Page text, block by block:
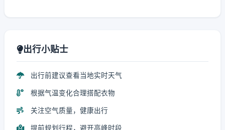
出行小贴士
出行前建议查看当地实时天气
根据气温变化合理搭配衣物
关注空气质量，健康出行
提前规划行程，避开高峰时段